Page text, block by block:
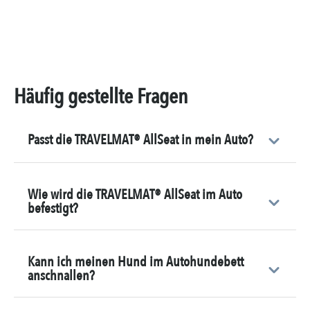
Häufig gestellte Fragen
Passt die TRAVELMAT® AllSeat in mein Auto?
Wie wird die TRAVELMAT® AllSeat im Auto
befestigt?
Kann ich meinen Hund im Autohundebett
anschnallen?